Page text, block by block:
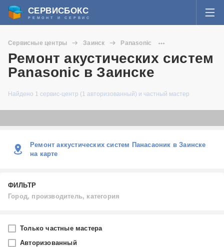
СЕРВИСБОКС
РЕМОНТ И СЕРВИС
Я забыл пароль
СЕРВИСЫ И МАСТЕРА
ЗАДАТЬ ВОПРОС МАСТЕРАМ
Сервисные центры Заинск
Panasonic
Акустические системы
Ремонт акустических систем
Panasonic в Заинске
Найдено 1 сервис-центр (1 авторизованный) и частный мастер
Ремонт аккустических систем Панасаоник в Заинске
на карте
ФИЛЬТР
Город, производитель, категория
Заинск
Только частные мастера
Авторизованный